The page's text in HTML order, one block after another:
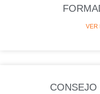
VER
CONSEJO